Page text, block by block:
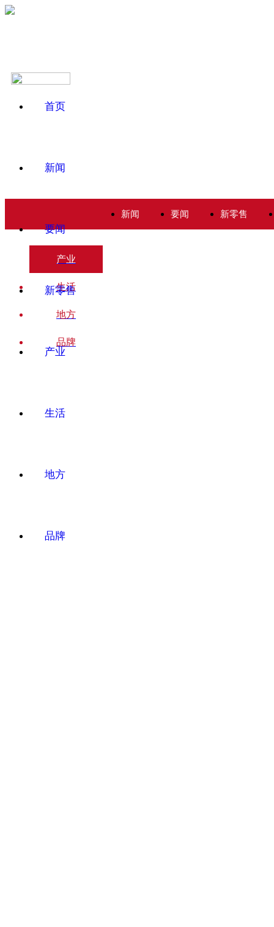
首页
新闻
要闻
新零售
产业
生活
地方
品牌
新闻 要闻 新零售
产业
生活
地方
品牌